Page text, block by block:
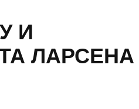
И
ЛАРСЕНА